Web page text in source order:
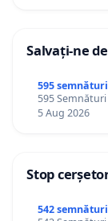
Salvați-ne
595 semnături
595
5 Aug 2026
Stop
542 semnături